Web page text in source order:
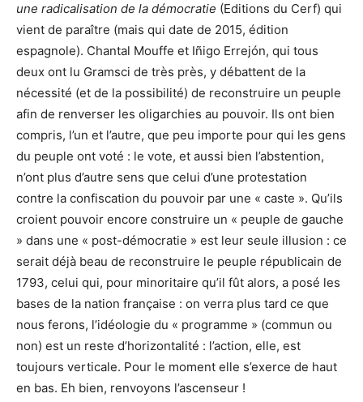
une radicalisation de la démocratie (Editions du Cerf) qui
vient de paraître (mais qui date de 2015, édition
espagnole). Chantal Mouffe et Iñigo Errejón, qui tous
deux ont lu Gramsci de très près, y débattent de la
nécessité (et de la possibilité) de reconstruire un peuple
afin de renverser les oligarchies au pouvoir. Ils ont bien
compris, l’un et l’autre, que peu importe pour qui les gens
du peuple ont voté : le vote, et aussi bien l’abstention,
n’ont plus d’autre sens que celui d’une protestation
contre la confiscation du pouvoir par une « caste ». Qu’ils
croient pouvoir encore construire un « peuple de gauche
» dans une « post-démocratie » est leur seule illusion : ce
serait déjà beau de reconstruire le peuple républicain de
1793, celui qui, pour minoritaire qu’il fût alors, a posé les
bases de la nation française : on verra plus tard ce que
nous ferons, l’idéologie du « programme » (commun ou
non) est un reste d’horizontalité : l’action, elle, est
toujours verticale. Pour le moment elle s’exerce de haut
en bas. Eh bien, renvoyons l’ascenseur !